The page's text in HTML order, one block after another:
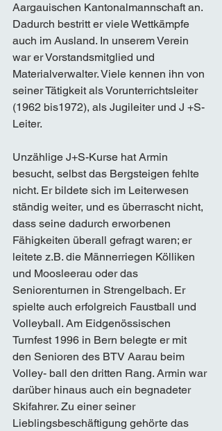
Aargauischen Kantonalmannschaft an.
Dadurch bestritt er viele Wettkämpfe
auch im Ausland. In unserem Verein
war er Vorstandsmitglied und
Materialverwalter. Viele kennen ihn von
seiner Tätigkeit als Vorunterrichtsleiter
(1962 bis1972), als Jugileiter und J +S-
Leiter.
Unzählige J+S-Kurse hat Armin
besucht, selbst das Bergsteigen fehlte
nicht. Er bildete sich im Leiterwesen
ständig weiter, und es überrascht nicht,
dass seine dadurch erworbenen
Fähigkeiten überall gefragt waren; er
leitete z.B. die Männerriegen Kölliken
und Moosleerau oder das
Seniorenturnen in Strengelbach. Er
spielte auch erfolgreich Faustball und
Volleyball. Am Eidgenössischen
Turnfest 1996 in Bern belegte er mit
den Senioren des BTV Aarau beim
Volley- ball den dritten Rang. Armin war
darüber hinaus auch ein begnadeter
Skifahrer. Zu einer seiner
Lieblingsbeschäftigung gehörte das